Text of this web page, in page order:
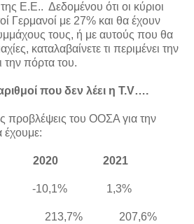
Ε.Ε.. Δεδομένου ότι οι κύριοι
Γερμανοί με 27% και θα έχουν
τους, ή με αυτούς που θα
καταλαβαίνετε τι περιμένει την
την πόρτα του.
που δεν λέει η T.V….
προβλέψεις του ΟΟΣΑ για την
έχουμε:
2020 2021
1,3%
213,7% 207,6%